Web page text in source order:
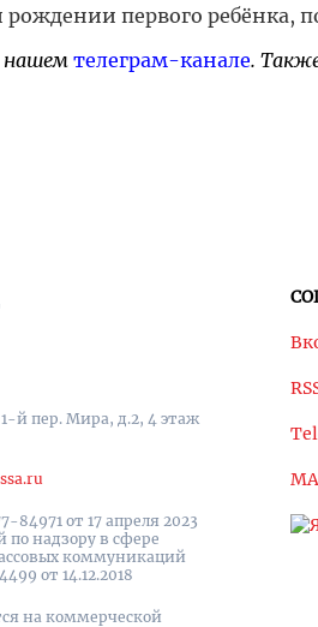
первого ребёнка,
нашем телеграм-канале.
1-й пер. Мира, д.2, 4 этаж
от 17 апреля 2023
по надзору в сфере
коммуникаций
от 14.12.2018
на коммерческой